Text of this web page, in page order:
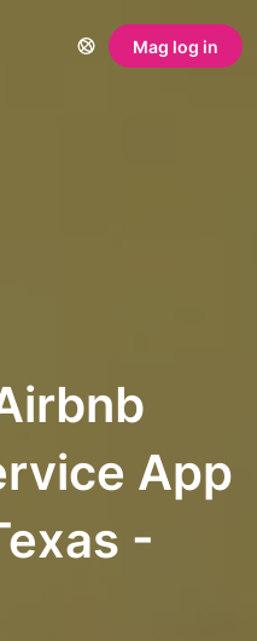
Mag log in
App
-